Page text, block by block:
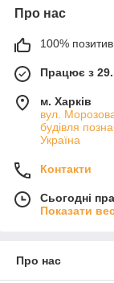
Про нас
100%
Працює з
м. Харків
вул.
будівля
Україна
Контакти
Сьогодні
Показати
Про нас